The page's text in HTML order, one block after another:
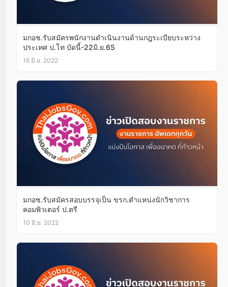
มกอช.รับสมัครพนักงานดำเนินงานด้านกฎระเบียบระหว่าง
ประเทศ ป.โท บัดนี้-22มิ.ย.65
16 มิ.ย. 2022
มกอช.รับสมัครสอบบรรจุเป็น ขรก.ตำแหน่งนักวิชาการ
คอมพิวเตอร์ ป.ตรี
10 มิ.ย. 2022